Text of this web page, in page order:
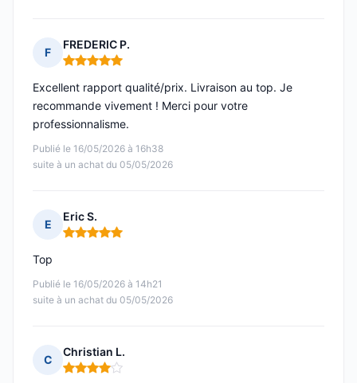
F
FREDERIC P.
Note : 5 sur 5
Publié le 16/05/2026 à 16h38
suite à un achat du 05/05/2026
Excellent rapport qualité/prix. Livraison au top. Je
recommande vivement ! Merci pour votre
professionnalisme.
E
Eric S.
Note : 5 sur 5
Publié le 16/05/2026 à 14h21
suite à un achat du 05/05/2026
Top
C
Christian L.
Note : 4 sur 5